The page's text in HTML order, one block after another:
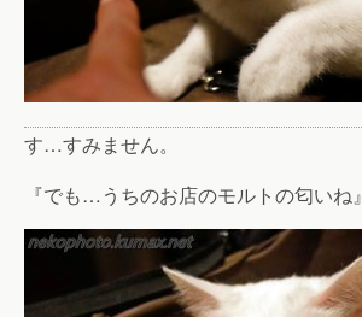
す…すみません。
『でも…うちのお店のモルトの匂いね』